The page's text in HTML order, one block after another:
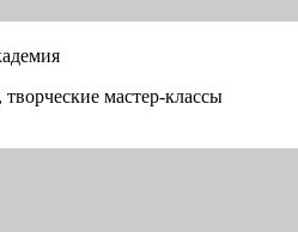
мастер-классы